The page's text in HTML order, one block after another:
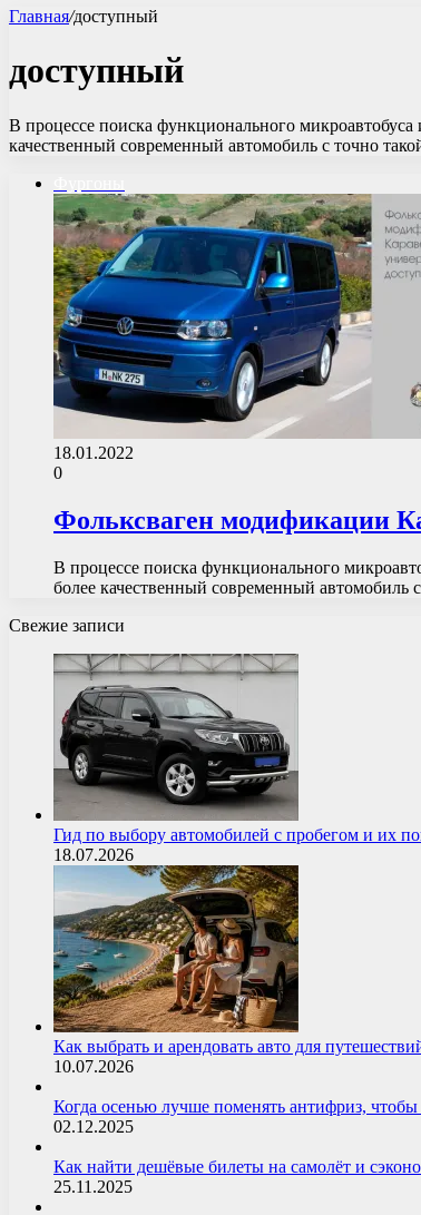
Главная/доступный
доступный
В процессе поиска функционального
качественный современный автомобиль с точно
18.01.2022
0
Фольксваген модификации
В процессе поиска функционального
более качественный современный автомобиль
Свежие записи
Гид по выбору автомобилей с пробегом и их
18.07.2026
Как выбрать и арендовать авто для
10.07.2026
Когда осенью лучше поменять антифриз,
02.12.2025
Как найти дешёвые билеты на самолёт и
25.11.2025